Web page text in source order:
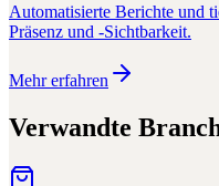
Automatisierte Berichte und
Präsenz und -Sichtbarkeit.
Mehr erfahren
Verwandte